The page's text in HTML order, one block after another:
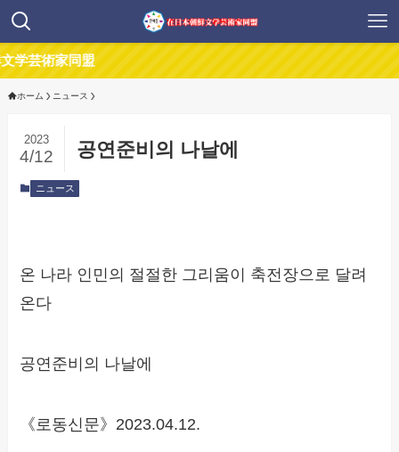
同盟
ホーム ニュース
공연준비의 나날에
2023
4/12
ニュース
온 나라 인민의 절절한 그리움이 축전장으로 달려
온다
공연준비의 나날에
《로동신문》2023.04.12.